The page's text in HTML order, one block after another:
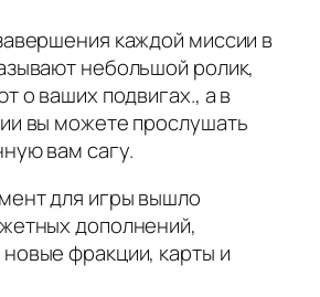
каждой миссии в
небольшой ролик,
о ваших подвигах., а в
вы можете прослушать
вам сагу.
для игры вышло
дополнений,
фракции, карты и